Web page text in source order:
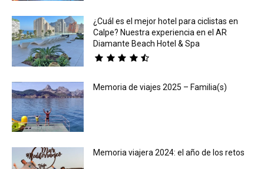
¿Cuál es el mejor hotel para ciclistas en
Calpe? Nuestra experiencia en el AR
Diamante Beach Hotel & Spa
Memoria de viajes 2025 – Familia(s)
Memoria viajera 2024: el año de los retos